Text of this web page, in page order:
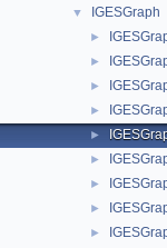
▼ IGESGraph
►
►
►
►
►
►
►
►
►